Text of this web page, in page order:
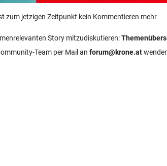
zum jetzigen Zeitpunkt kein Kommentieren mehr
Story mitzudiskutieren:
Team per Mail an forum@krone.at